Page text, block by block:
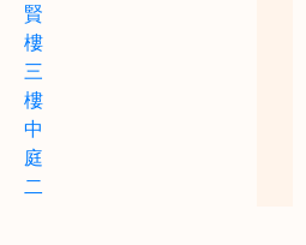
賢
樓
三
樓
中
庭
二